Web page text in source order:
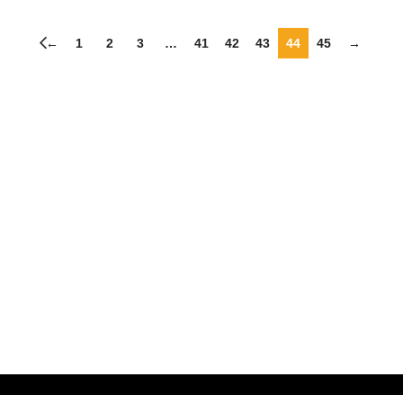
← 1 2 3 … 41 42 43 44 45 →